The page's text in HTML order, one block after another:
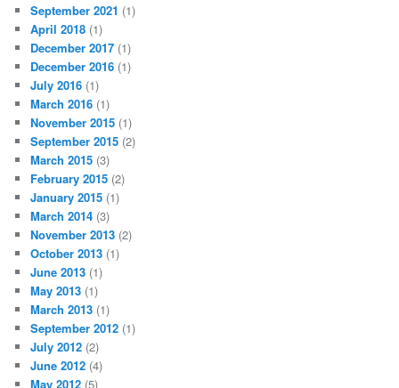
September 2021 (1)
April 2018 (1)
December 2017 (1)
December 2016 (1)
July 2016 (1)
March 2016 (1)
November 2015 (1)
September 2015 (2)
March 2015 (3)
February 2015 (2)
January 2015 (1)
March 2014 (3)
November 2013 (2)
October 2013 (1)
June 2013 (1)
May 2013 (1)
March 2013 (1)
September 2012 (1)
July 2012 (2)
June 2012 (4)
May 2012 (5)